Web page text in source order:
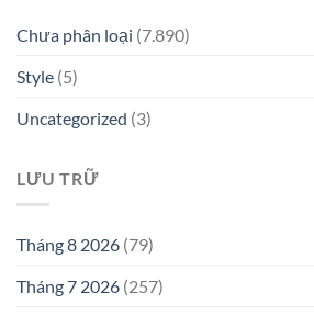
Chưa phân loại (7.890)
Style (5)
Uncategorized (3)
LƯU TRỮ
Tháng 8 2026 (79)
Tháng 7 2026 (257)